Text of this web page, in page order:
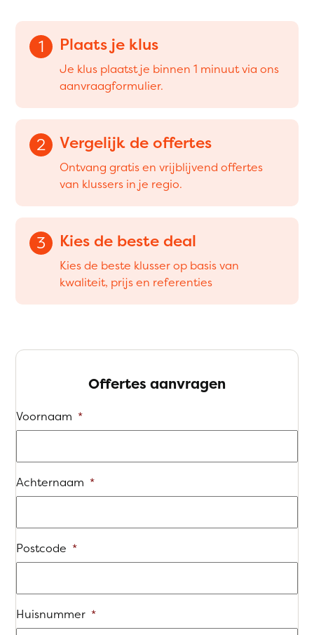
1 Plaats je klus
Je klus plaatst je binnen 1 minuut via ons
aanvraagformulier.
2 Vergelijk de offertes
Ontvang gratis en vrijblijvend offertes
van klussers in je regio.
3 Kies de beste deal
Kies de beste klusser op basis van
kwaliteit, prijs en referenties
Offertes aanvragen
Voornaam *
Achternaam *
Postcode *
Huisnummer *